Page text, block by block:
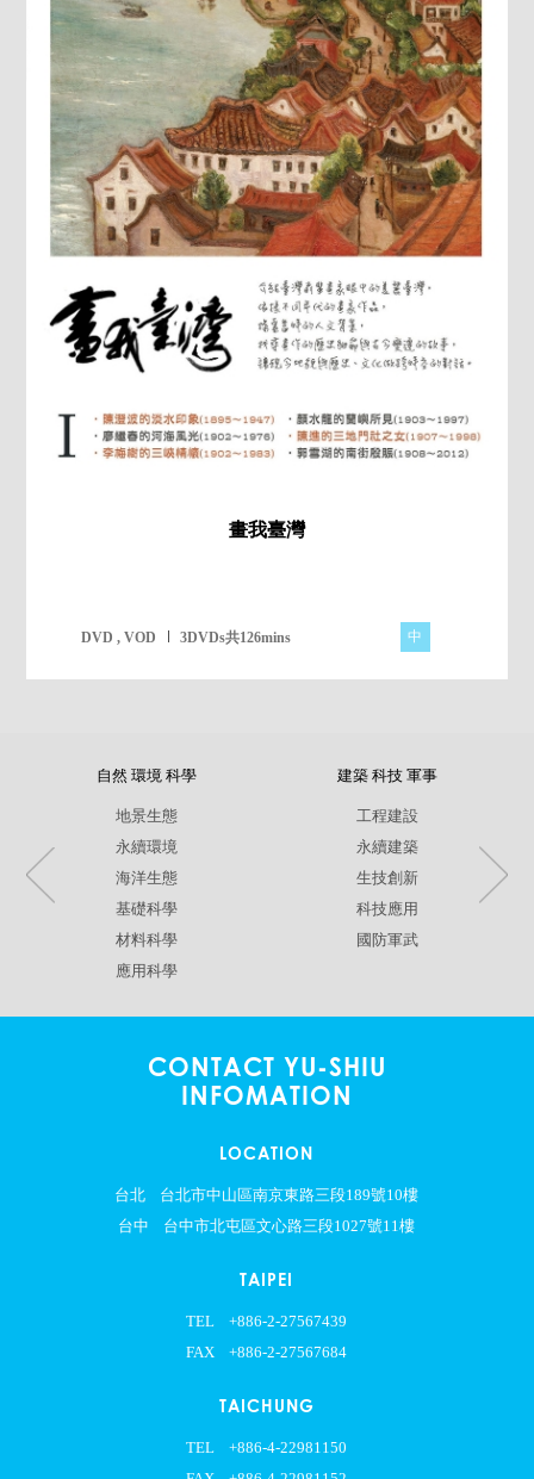
畫我臺灣
DVD , VOD 3DVDs共126mins 中
自然 環境 科學
地景生態
永續環境
海洋生態
基礎科學
材料科學
應用科學
建築 科技 軍事
工程建設
永續建築
生技創新
科技應用
國防軍武
CONTACT YU-SHIU
INFOMATION
LOCATION
台北
台北市中山區南京東路三段189號10樓
台中
台中市北屯區文心路三段1027號11樓
TAIPEI
TEL
+886-2-27567439
FAX
+886-2-27567684
TAICHUNG
TEL
+886-4-22981150